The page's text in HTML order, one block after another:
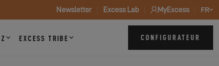
Newsletter Excess Lab MyExcess FR
EXCESS TRIBE CONFIGURATEUR